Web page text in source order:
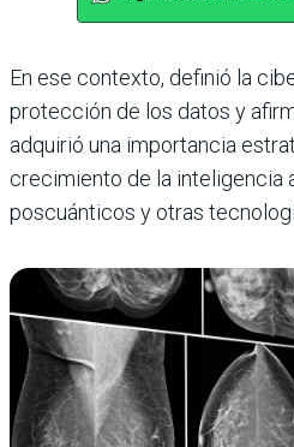
En ese contexto, definió la
protección de los datos y
adquirió una importancia
crecimiento de la inteligencia
poscuánticos y otras